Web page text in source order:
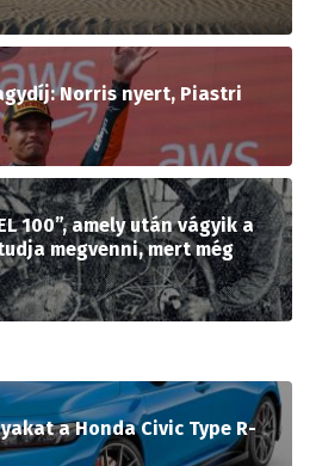
Norris nyert, Piastri
100”, amely után vágyik a
megvenni, mert még
a Honda Civic Type R-